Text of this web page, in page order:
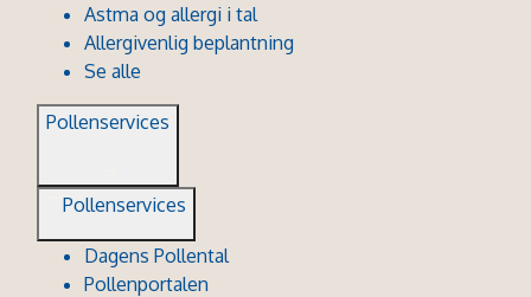
Astma og allergi i tal
Allergivenlig beplantning
Se alle
Pollenservices
Pollenservices
Dagens Pollental
Pollenportalen